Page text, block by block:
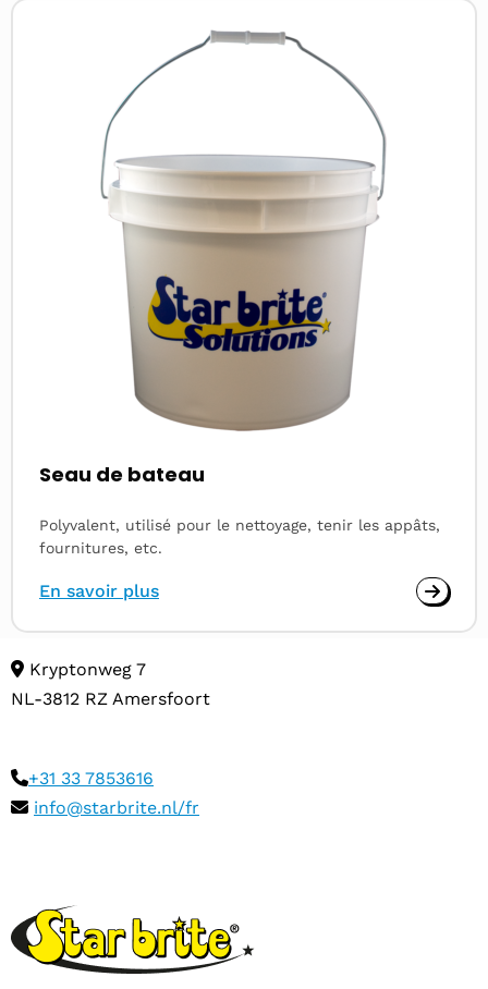
Seau de bateau
Polyvalent, utilisé pour le nettoyage, tenir les appâts,
fournitures, etc.
En savoir plus
Read
Kryptonweg 7
NL-3812 RZ Amersfoort
+31 33 7853616
info@starbrite.nl/fr